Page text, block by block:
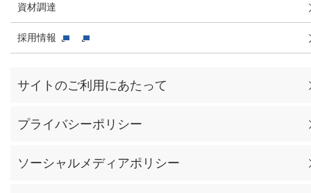
資材調達
採用情報
サイトのご利用にあたって
プライバシーポリシー
ソーシャルメディアポリシー